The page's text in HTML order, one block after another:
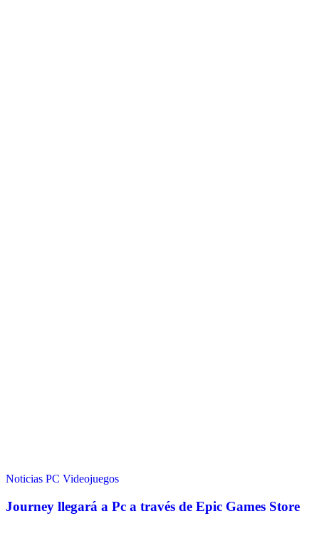
Noticias PC Videojuegos
Journey llegará a Pc a través de Epic Games Store